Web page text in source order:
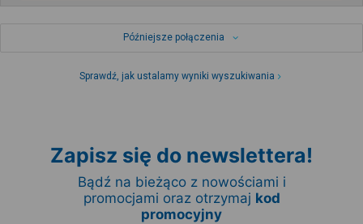
Późniejsze połączenia
Sprawdź, jak ustalamy wyniki wyszukiwania
Zapisz się do newslettera!
Bądź na bieżąco z nowościami i
promocjami oraz otrzymaj kod
promocyjny